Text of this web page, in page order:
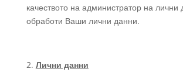
качеството на администратор на
обработи Ваши лични данни.
Лични данни